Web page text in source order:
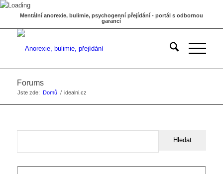
Mentální anorexie, bulimie, psychogenní přejídání - portál s odbornou
garancí
Forums
Jste zde: Domů / idealni.cz